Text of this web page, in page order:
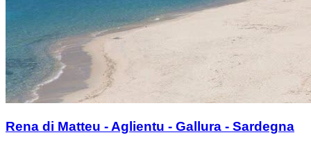
Rena di Matteu - Aglientu - Gallura - Sardegna